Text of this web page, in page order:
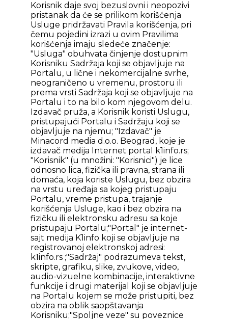
Korisnik daje svoj bezuslovni i neopozivi
pristanak da će se prilikom korišćenja
Usluge pridržavati Pravila korišćenja, pri
čemu pojedini izrazi u ovim Pravilima
korišćenja imaju sledeće značenje:
"Usluga" obuhvata činjenje dostupnim
Korisniku Sadržaja koji se objavljuje na
Portalu, u lične i nekomercijalne svrhe,
neograničeno u vremenu, prostoru ili
prema vrsti Sadržaja koji se objavljuje na
Portalu i to na bilo kom njegovom delu.
Izdavač pruža, a Korisnik koristi Uslugu,
pristupajući Portalu i Sadržaju koji se
objavljuje na njemu; "Izdavač" je
Minacord media d.o.o. Beograd, koje je
izdavač medija Internet portal k1info.rs;
"Korisnik" (u množini: "Korisnici") je lice
odnosno lica, fizička ili pravna, strana ili
domaća, koja koriste Uslugu, bez obzira
na vrstu uređaja sa kojeg pristupaju
Portalu, vreme pristupa, trajanje
korišćenja Usluge, kao i bez obzira na
fizičku ili elektronsku adresu sa koje
pristupaju Portalu;"Portal" je internet-
sajt medija K1info koji se objavljuje na
registrovanoj elektronskoj adresi:
k1info.rs ;"Sadržaj" podrazumeva tekst,
skripte, grafiku, slike, zvukove, video,
audio-vizuelne kombinacije, interaktivne
funkcije i drugi materijal koji se objavljuje
na Portalu kojem se može pristupiti, bez
obzira na oblik saopštavanja
Korisniku;"Spoljne veze" su poveznice